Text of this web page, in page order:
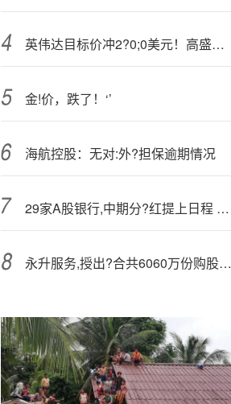
英伟达目标价冲2?0;0美元！高盛押注超预期财报，三大谜题待解
金!价，跌了！‘’
海航控股：无对:外?担保逾期情况
29家A股银行,中期分?红提上日程 六大行合计拟派发超2000亿元“大红包”
永升服务,授出?合共6060万份购股权 拟回购不多于约1.73亿股股份